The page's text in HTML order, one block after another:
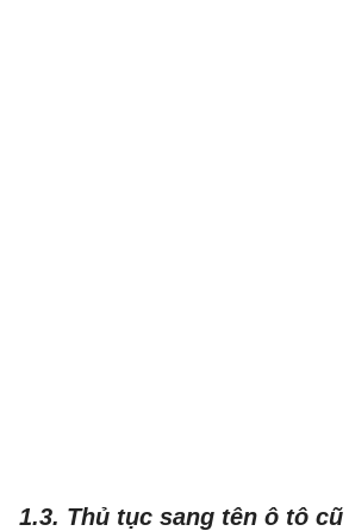
1.3. Thủ tục sang tên ô tô cũ